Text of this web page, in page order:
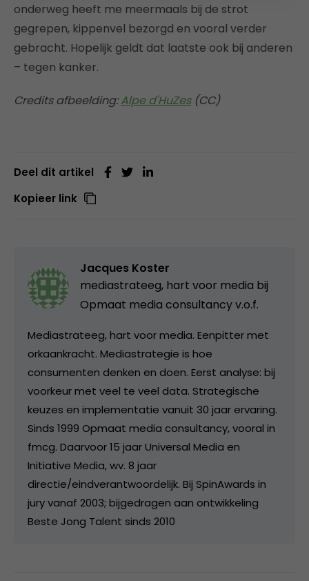
onderweg heeft me meermaals bij de strot
gegrepen, kippenvel bezorgd en vooral verder
gebracht. Hopelijk geldt dat laatste ook bij anderen
– tegen kanker.
Credits afbeelding:Alpe d'HuZes(CC)
Deel dit artikel
Kopieer link
Jacques Koster
mediastrateeg, hart voor media bij
Opmaat media consultancy v.o.f.
Mediastrateeg, hart voor media. Eenpitter met
orkaankracht. Mediastrategie is hoe
consumenten denken en doen. Eerst analyse: bij
voorkeur met veel te veel data. Strategische
keuzes en implementatie vanuit 30 jaar ervaring.
Sinds 1999 Opmaat media consultancy, vooral in
fmcg. Daarvoor 15 jaar Universal Media en
Initiative Media, wv. 8 jaar
directie/eindverantwoordelijk. Bij SpinAwards in
jury vanaf 2003; bijgedragen aan ontwikkeling
Beste Jong Talent sinds 2010